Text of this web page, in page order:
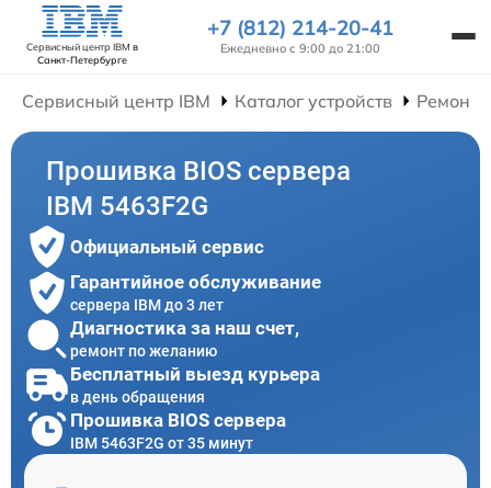
Сервисный центр IBM в
Санкт-Петербурге
+7 (812) 214-20-41
Ежедневно с 9:00 до 21:00
Сервисный центр IBM Каталог устройств Ремонт
Прошивка BIOS сервера
IBM 5463F2G
Официальный сервис
Гарантийное обслуживание
сервера IBM до 3 лет
Диагностика за наш счет,
ремонт по желанию
Бесплатный выезд курьера
в день обращения
Прошивка BIOS сервера
IBM 5463F2G от 35 минут